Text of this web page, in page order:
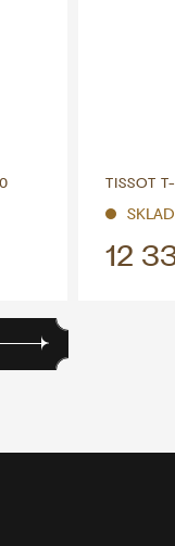
TISSOT
12